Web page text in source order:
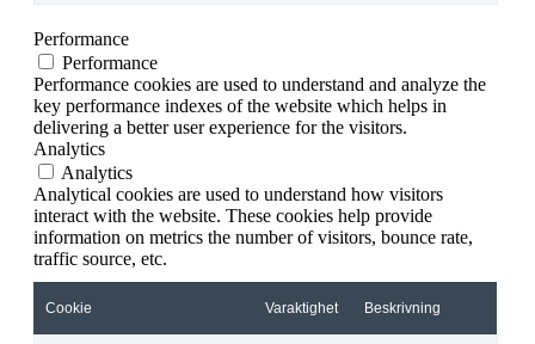
Performance
Performance
Performance cookies are used to understand and analyze the
key performance indexes of the website which helps in
delivering a better user experience for the visitors.
Analytics
Analytics
Analytical cookies are used to understand how visitors
interact with the website. These cookies help provide
information on metrics the number of visitors, bounce rate,
traffic source, etc.
Cookie Varaktighet Beskrivning